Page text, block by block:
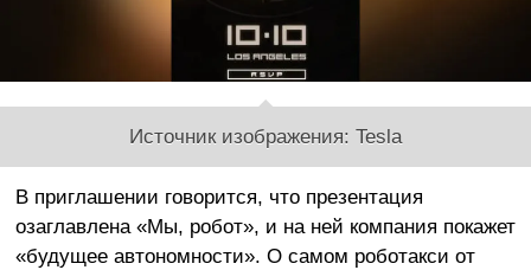
Источник изображения: Tesla
В приглашении говорится, что презентация
озаглавлена «Мы, робот», и на ней компания покажет
«будущее автономности». О самом роботакси от